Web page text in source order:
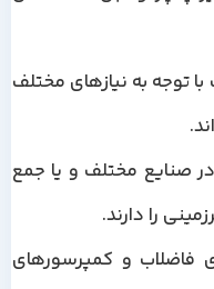
توجه به نیازهای مختلف
صنایع مختلف و یا جمع
را دارند.
و کمپرسورهای